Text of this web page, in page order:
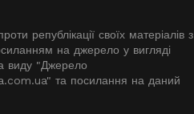
републікації своїх матеріалів з
на джерело у вигляді
виду "Джерело
та посилання на даний